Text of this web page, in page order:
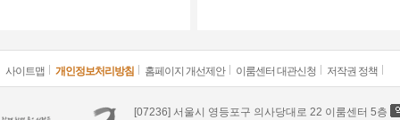
사이트맵 개인정보처리방침 홈페이지 개선제안 이룸센터 대관신청 저작권 정책
[07236] 서울시 영등포구 의사당대로 22 이룸센터 5층